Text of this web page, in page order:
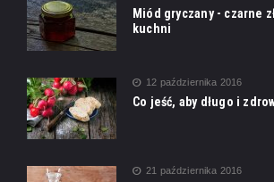
Miód gryczany - czarne
kuchni
12 października 2016
Co jeść, aby długo i
21 października 2016